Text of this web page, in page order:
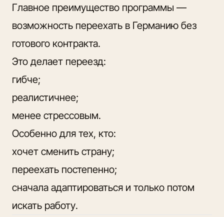
Главное преимущество программы —
возможность переехать в Германию без
готового контракта.
Это делает переезд:
гибче;
реалистичнее;
менее стрессовым.
Особенно для тех, кто:
хочет сменить страну;
переехать постепенно;
сначала адаптироваться и только потом
искать работу.